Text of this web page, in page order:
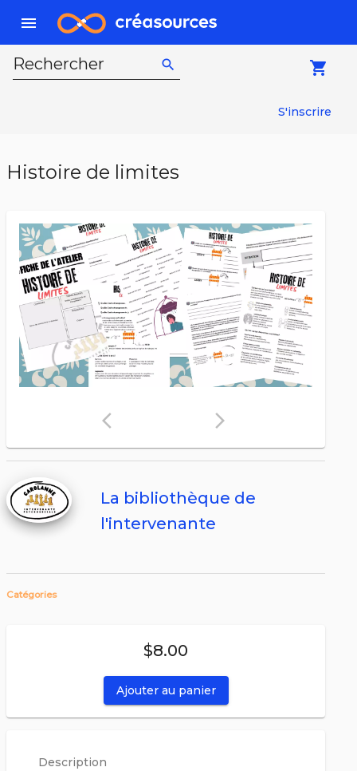
menu
Rechercher search local_grocery_store
S'inscrire
Histoire de limites
arrow_back_ios arrow_forward_ios
Catégories
$8.00
Ajouter au panier
La bibliothèque de
l'intervenante
Description